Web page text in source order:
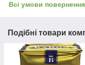
Всі умови повернення
Подібні товари